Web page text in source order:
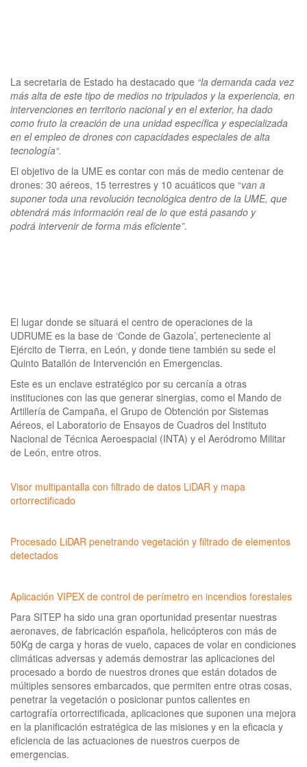
La secretaria de Estado ha destacado que “la demanda cada vez
más alta de este tipo de medios no tripulados y la experiencia, en
intervenciones en territorio nacional y en el exterior, ha dado
como fruto la creación de una unidad específica y especializada
en el empleo de drones con capacidades especiales de alta
tecnología“.
El objetivo de la UME es contar con más de medio centenar de
drones: 30 aéreos, 15 terrestres y 10 acuáticos que “van a
suponer toda una revolución tecnológica dentro de la UME, que
obtendrá más información real de lo que está pasando y
podrá intervenir de forma más eficiente”.
El lugar donde se situará el centro de operaciones de la
UDRUME es la base de ‘Conde de Gazola’, perteneciente al
Ejército de Tierra, en León, y donde tiene también su sede el
Quinto Batallón de Intervención en Emergencias.
Este es un enclave estratégico por su cercanía a otras
instituciones con las que generar sinergias, como el Mando de
Artillería de Campaña, el Grupo de Obtención por Sistemas
Aéreos, el Laboratorio de Ensayos de Cuadros del Instituto
Nacional de Técnica Aeroespacial (INTA) y el Aeródromo Militar
de León, entre otros.
Visor multipantalla con filtrado de datos LiDAR y mapa
ortorrectificado
Procesado LiDAR penetrando vegetación y filtrado de elementos
detectados
Aplicación VIPEX de control de perímetro en incendios forestales
Para SITEP ha sido una gran oportunidad presentar nuestras
aeronaves, de fabricación española, helicópteros con más de
50Kg de carga y horas de vuelo, capaces de volar en condiciones
climáticas adversas y además demostrar las aplicaciones del
procesado a bordo de nuestros drones que están dotados de
múltiples sensores embarcados, que permiten entre otras cosas,
penetrar la vegetación o posicionar puntos calientes en
cartografía ortorrectificada, aplicaciones que suponen una mejora
en la planificación estratégica de las misiones y en la eficacia y
eficiencia de las actuaciones de nuestros cuerpos de
emergencias.